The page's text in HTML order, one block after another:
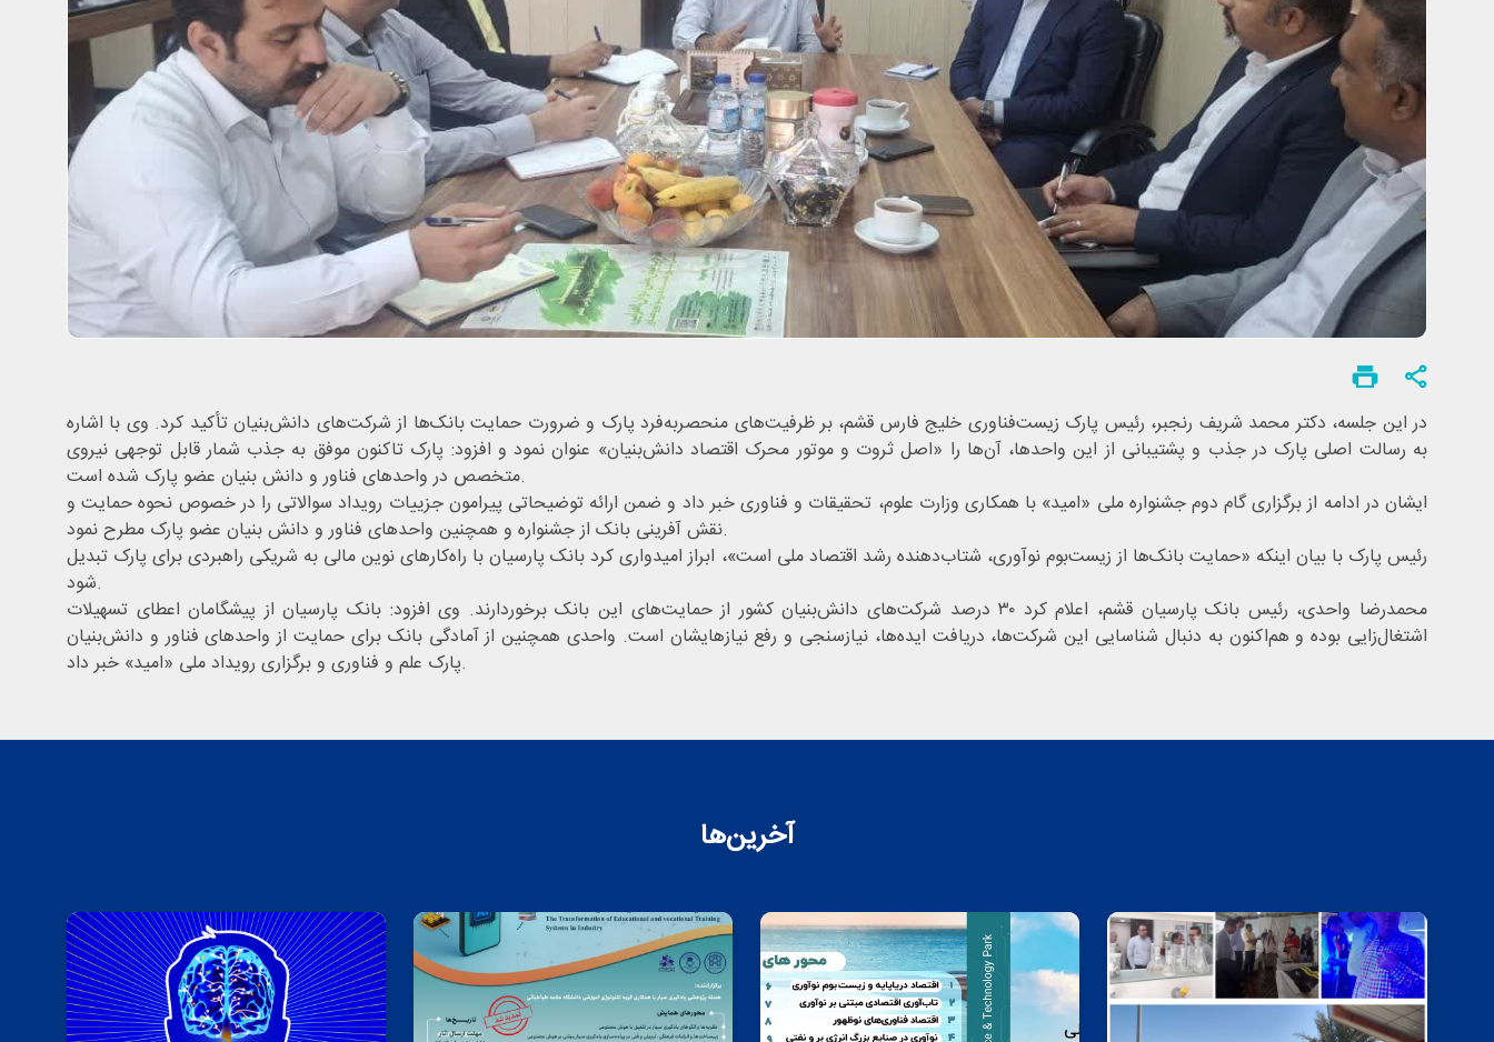
در این جلسه، دکتر محمد شریف رنجبر، رئیس پارک زیست‌فناوری خلیج فارس قشم، بر ظرفیت‌های منحصربه‌فرد پارک و ضرورت حمایت بانک‌ها از شرکت‌های دانش‌بنیان تأکید کرد. وی با اشاره
به رسالت اصلی پارک در جذب و پشتیبانی از این واحدها، آن‌ها را «اصل ثروت و موتور محرک اقتصاد دانش‌بنیان» عنوان نمود و افزود: پارک تاکنون موفق به جذب شمار قابل توجهی نیروی
متخصص در واحدهای فناور و دانش بنیان عضو پارک شده است.
ایشان در ادامه از برگزاری گام دوم جشنواره ملی «امید» با همکاری وزارت علوم، تحقیقات و فناوری خبر داد و ضمن ارائه توضیحاتی پیرامون جزییات رویداد سوالاتی را در خصوص نحوه حمایت و
نقش آفرینی بانک از جشنواره و همچنین واحدهای فناور و دانش بنیان عضو پارک مطرح نمود.
رئیس پارک با بیان اینکه «حمایت بانک‌ها از زیست‌بوم نوآوری، شتاب‌دهنده رشد اقتصاد ملی است»، ابراز امیدواری کرد بانک پارسیان با راه‌کارهای نوین مالی به شریکی راهبردی برای پارک تبدیل
شود.
محمدرضا واحدی، رئیس بانک پارسیان قشم، اعلام کرد ۳۰ درصد شرکت‌های دانش‌بنیان کشور از حمایت‌های این بانک برخوردارند. وی افزود: بانک پارسیان از پیشگامان اعطای تسهیلات
اشتغال‌زایی بوده و هم‌اکنون به دنبال شناسایی این شرکت‌ها، دریافت ایده‌ها، نیازسنجی و رفع نیازهایشان است. واحدی همچنین از آمادگی بانک برای حمایت از واحدهای فناور و دانش‌بنیان
پارک علم و فناوری و برگزاری رویداد ملی «امید» خبر داد.
آخرین‌ها